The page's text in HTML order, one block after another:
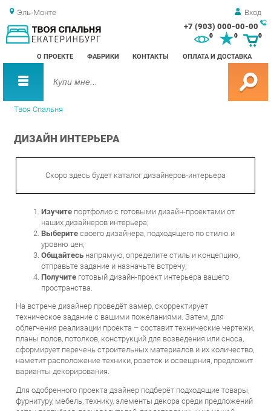
Эль-Монте Вход
+7 (903) 000-00-00
О ПРОЕКТЕ ФАБРИКИ КОНТАКТЫ ОПЛАТА И ДОСТАВКА
0 0
Твоя Спальня
ДИЗАЙН ИНТЕРЬЕРА
наших дизайнеров интерьера;
Выберитесвоего дизайнера, подходящего по стилю и
уровню цен;
Общайтесьнапрямую, определите стиль и концепцию,
отправьте задание и назначьте встречу;
Получитеготовый дизайн-проект интерьера вашего
пространства.
На встрече дизайнер проведёт замер, скорректирует
техническое задание с вашими пожеланиями. Затем, для
облегчения реализации проекта – составит технические чертежи,
планы полов, потолков, конструкций для возведения или сноса,
сформирует перечень строительных материалов и их количество,
наметит расположение техники, розеток и освещения, предложит
варианты декорирования.
Для одобренного проекта дзайнер подберёт подходящие товары,
сотен партнёров-производителей, представленных на нашей
площадке.